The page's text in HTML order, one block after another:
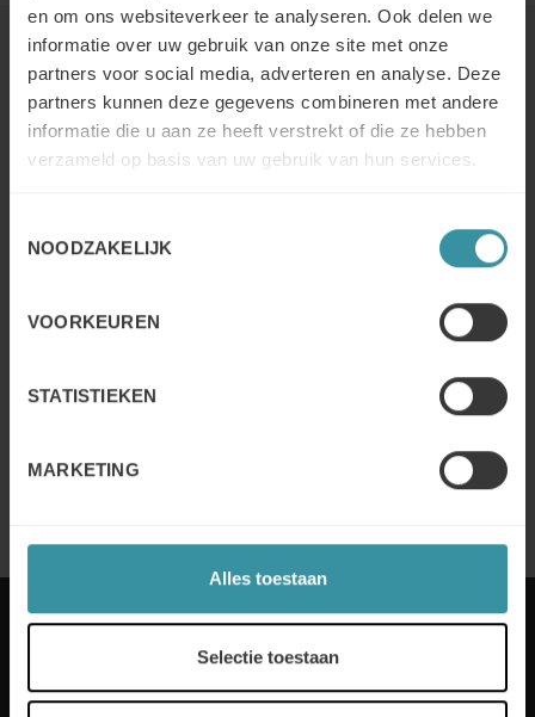
en om ons websiteverkeer te analyseren. Ook delen we
informatie over uw gebruik van onze site met onze
partners voor social media, adverteren en analyse. Deze
partners kunnen deze gegevens combineren met andere
informatie die u aan ze heeft verstrekt of die ze hebben
verzameld op basis van uw gebruik van hun services.
NOODZAKELIJK
VOORKEUREN
STATISTIEKEN
MARKETING
Alles toestaan
Selectie toestaan
Lees verder
Elk jaar stelt Mercuri International bedrijven in meer